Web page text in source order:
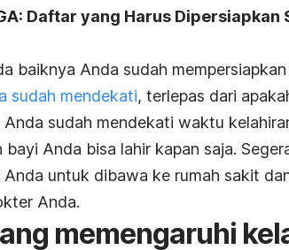
Daftar yang Harus Dipersiapkan
baiknya Anda sudah
sudah mendekati, terlepas dari
sudah mendekati waktu
bayi Anda bisa lahir kapan saja.
untuk dibawa ke rumah sakit
Anda.
memengaruhi